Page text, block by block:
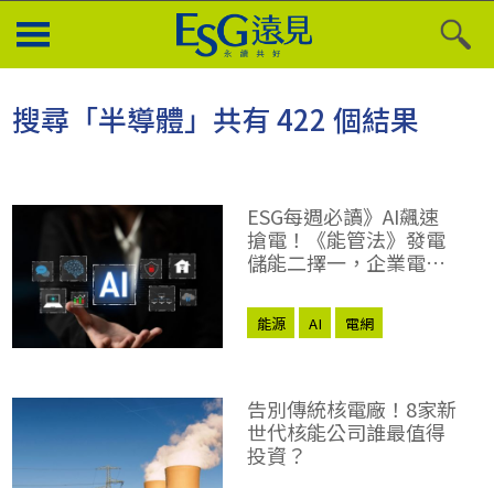
搜尋「半導體」共有 422 個結果
ESG每週必讀》AI飆速
搶電！《能管法》發電
儲能二擇一，企業電網
能源 AI 電網
告別傳統核電廠！8家新
世代核能公司誰最值得
投資？